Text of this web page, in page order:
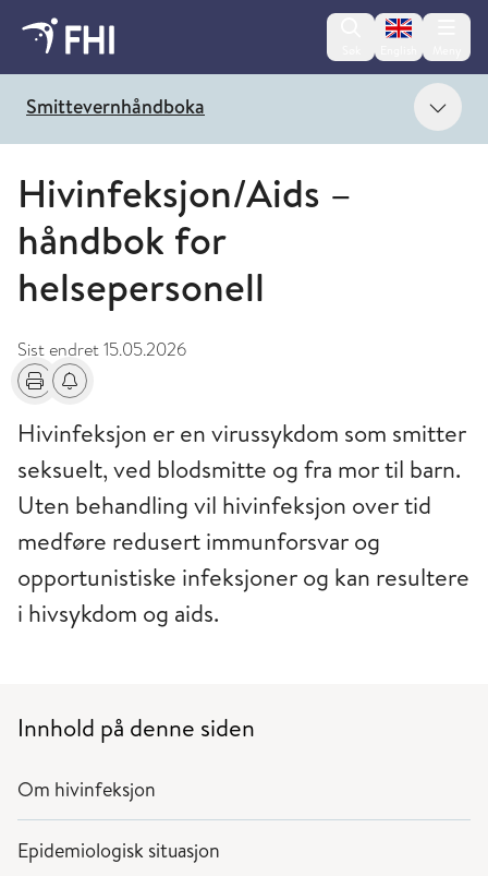
Change
Smittevernhåndboka Vis
Hivinfeksjon/Aids –
håndbok for
helsepersonell
Sist endret15.05.2026
Skriv utFå varsel om endringer
Hivinfeksjon er en virussykdom som smitter
seksuelt, ved blodsmitte og fra mor til barn.
Uten behandling vil hivinfeksjon over tid
medføre redusert immunforsvar og
opportunistiske infeksjoner og kan resultere
i hivsykdom og aids.
Innhold på denne siden
Om hivinfeksjon
Epidemiologisk situasjon